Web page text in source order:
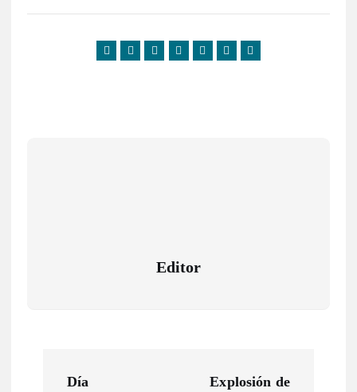
Editor
Día Explosión de